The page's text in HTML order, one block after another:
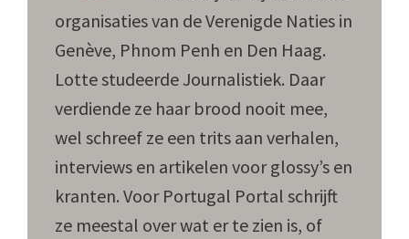
organisaties van de Verenigde Naties in
Genève, Phnom Penh en Den Haag.
Lotte studeerde Journalistiek. Daar
verdiende ze haar brood nooit mee,
wel schreef ze een trits aan verhalen,
interviews en artikelen voor glossy’s en
kranten. Voor Portugal Portal schrijft
ze meestal over wat er te zien is, of